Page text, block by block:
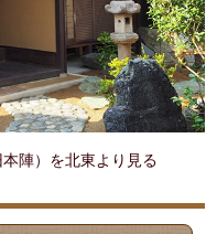
陣）を北東より見る